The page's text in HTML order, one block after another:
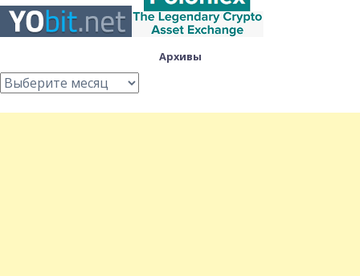
Архивы
Архивы